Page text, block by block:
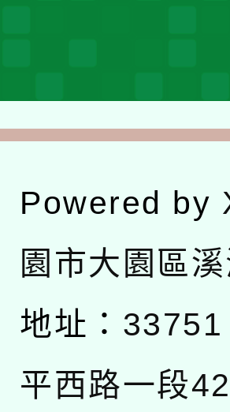
Powered by
園市大園區
地址： 33751
平西路一段